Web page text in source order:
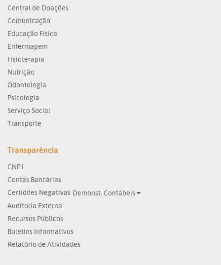
Central de Doações
Comunicação
Educação Física
Enfermagem
Fisioterapia
Nutrição
Odontologia
Psicologia
Serviço Social
Transporte
Transparência
CNPJ
Contas Bancárias
Certidões Negativas Demonst. Contábeis
Auditoria Externa
Recursos Públicos
Boletins Informativos
Relatório de Atividades